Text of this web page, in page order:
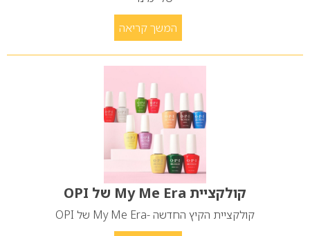
המשך קריאה
קולקציית My Me Era של OPI
קולקציית הקיץ החדשה -My Me Era של OPI